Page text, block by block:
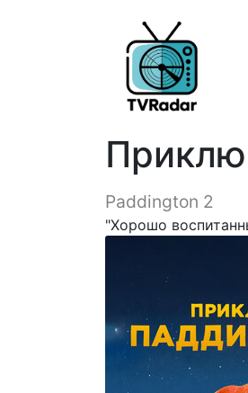
Paddington 2
"Хорошо